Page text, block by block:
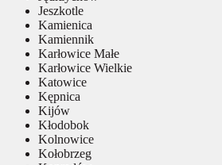
Jeszkotle
Kamienica
Kamiennik
Karłowice Małe
Karłowice Wielkie
Katowice
Kępnica
Kijów
Kłodobok
Kolnowice
Kołobrzeg